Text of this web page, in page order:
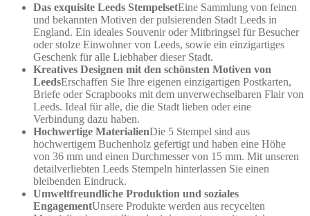
Das exquisite Leeds StempelsetEine Sammlung von feinen
und bekannten Motiven der pulsierenden Stadt Leeds in
England. Ein ideales Souvenir oder Mitbringsel für Besucher
oder stolze Einwohner von Leeds, sowie ein einzigartiges
Geschenk für alle Liebhaber dieser Stadt.
Kreatives Designen mit den schönsten Motiven von
LeedsErschaffen Sie Ihre eigenen einzigartigen Postkarten,
Briefe oder Scrapbooks mit dem unverwechselbaren Flair von
Leeds. Ideal für alle, die die Stadt lieben oder eine
Verbindung dazu haben.
Hochwertige MaterialienDie 5 Stempel sind aus
hochwertigem Buchenholz gefertigt und haben eine Höhe
von 36 mm und einen Durchmesser von 15 mm. Mit unseren
detailverliebten Leeds Stempeln hinterlassen Sie einen
bleibenden Eindruck.
Umweltfreundliche Produktion und soziales
EngagementUnsere Produkte werden aus recycelten